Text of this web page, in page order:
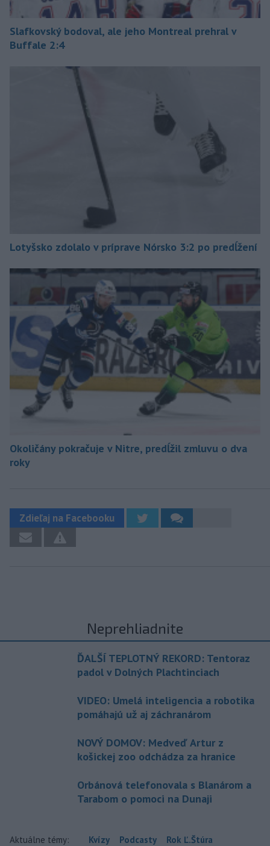
Slafkovský bodoval, ale jeho Montreal prehral v
Buffale 2:4
Lotyšsko zdolalo v príprave Nórsko 3:2 po predĺžení
Okoličány pokračuje v Nitre, predĺžil zmluvu o dva
roky
Zdieľaj na Facebooku
Neprehliadnite
ĎALŠÍ TEPLOTNÝ REKORD: Tentoraz
padol v Dolných Plachtinciach
VIDEO: Umelá inteligencia a robotika
pomáhajú už aj záchranárom
NOVÝ DOMOV: Medveď Artur z
košickej zoo odchádza za hranice
Orbánová telefonovala s Blanárom a
Tarabom o pomoci na Dunaji
Aktuálne témy: Kvízy Podcasty Rok Ľ.Štúra